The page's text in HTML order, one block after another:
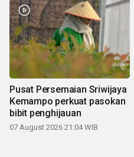
Pusat Persemaian Sriwijaya
Kemampo perkuat pasokan
bibit penghijauan
07 August 2026 21:04 WIB